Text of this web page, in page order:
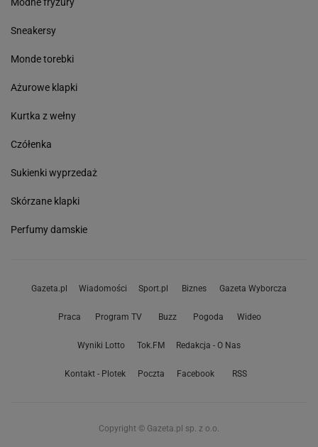
Modne fryzury
Sneakersy
Monde torebki
Ażurowe klapki
Kurtka z wełny
Czółenka
Sukienki wyprzedaż
Skórzane klapki
Perfumy damskie
Gazeta.pl Wiadomości Sport.pl Biznes Gazeta Wyborcza
Praca Program TV Buzz Pogoda Wideo
Wyniki Lotto Tok.FM Redakcja - O Nas
Kontakt - Plotek Poczta Facebook RSS
Copyright © Gazeta.pl sp. z o.o.